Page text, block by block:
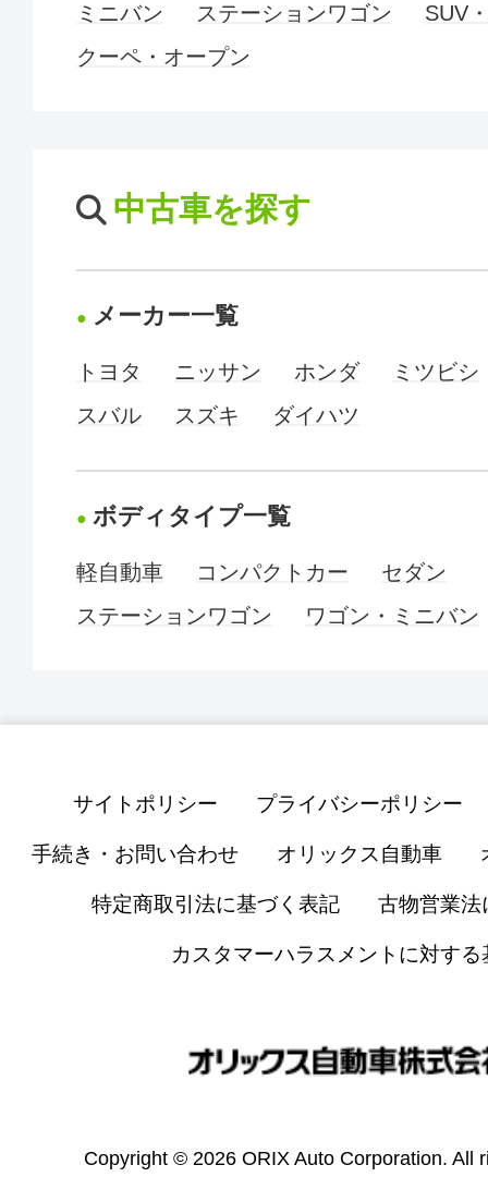
ミニバン
ステーションワゴン
SUV
クーペ・オープン
中古車を探す
メーカー一覧
トヨタ ニッサン ホンダ
ミツビシ
スバル
スズキ ダイハツ
ボディタイプ一覧
軽自動車 コンパクトカー
セダン
ステーションワゴン
ワゴン・ミニバン
サイトポリシー プライバシーポリシー
手続き・お問い合わせ オリックス自動車
特定商取引法に基づく表記 古物営業法
カスタマーハラスメントに対する
Copyright © 2026 ORIX Auto Corporation. All